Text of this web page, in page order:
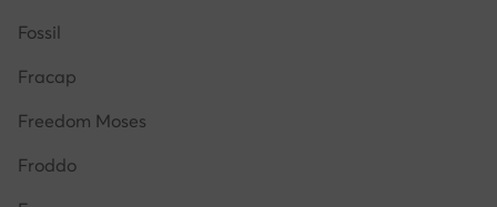
Fossil
Fracap
Freedom Moses
Froddo